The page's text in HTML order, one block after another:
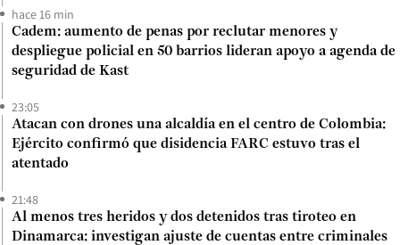
hace 16 min
Cadem: aumento de penas por reclutar menores y
despliegue policial en 50 barrios lideran apoyo a agenda de
seguridad de Kast
23:05
Atacan con drones una alcaldía en el centro de Colombia:
Ejército confirmó que disidencia FARC estuvo tras el
atentado
21:48
Al menos tres heridos y dos detenidos tras tiroteo en
Dinamarca: investigan ajuste de cuentas entre criminales